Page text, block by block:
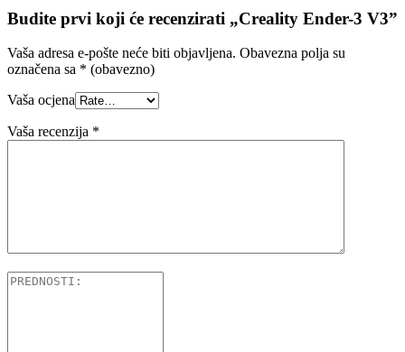
Budite prvi koji će recenzirati „Creality Ender-3 V3”
Vaša adresa e-pošte neće biti objavljena. Obavezna polja su
označena sa * (obavezno)
Vaša ocjena
Vaša recenzija *